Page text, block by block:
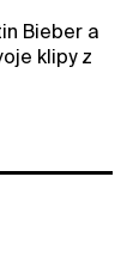
Bieber a
klipy z